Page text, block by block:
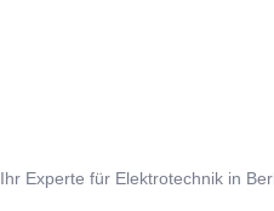
Ihr Experte für Elektrotechnik in